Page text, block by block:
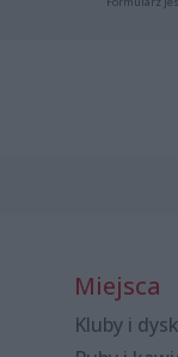
Miejsca
Kluby i